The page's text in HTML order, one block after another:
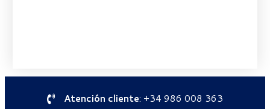
Atención cliente: +34 986 008 363